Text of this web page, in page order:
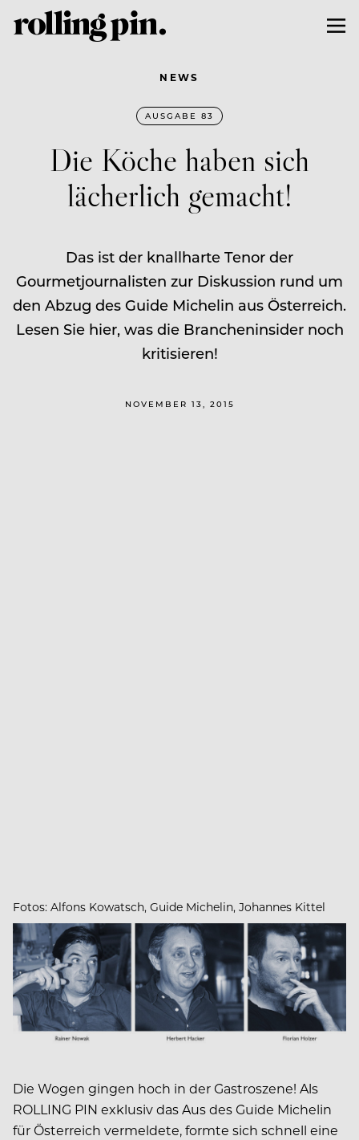
NEWS
AUSGABE 83
Die Köche haben sich
lächerlich gemacht!
Das ist der knallharte Tenor der
Gourmetjournalisten zur Diskussion rund um
den Abzug des Guide Michelin aus Österreich.
Lesen Sie hier, was die Brancheninsider noch
kritisieren!
NOVEMBER 13, 2015
Fotos: Alfons Kowatsch, Guide Michelin, Johannes Kittel
Die Wogen gingen hoch in der Gastroszene! Als
ROLLING PIN exklusiv das Aus des Guide Michelin
für Österreich vermeldete, formte sich schnell eine